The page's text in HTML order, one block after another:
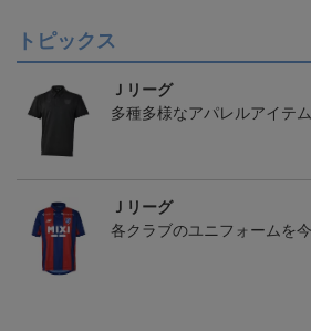
トピックス
Ｊリーグ
多種多様なアパレルアイテ
Ｊリーグ
各クラブのユニフォームを